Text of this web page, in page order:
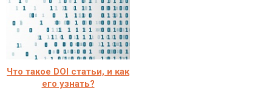
Что такое DOI статьи, и как
его узнать?